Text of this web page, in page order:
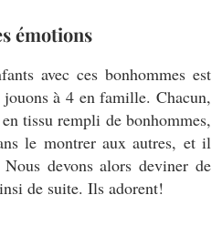
émotions
avec ces bonhommes est
à 4 en famille. Chacun,
tissu rempli de bonhommes,
le montrer aux autres, et il
devons alors deviner de
de suite. Ils adorent!